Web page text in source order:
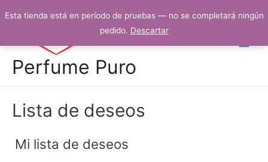
Perfume Puro
Lista de deseos
Mi lista de deseos
Esta tienda está en período de pruebas — no se completará ningún
pedido. Descartar